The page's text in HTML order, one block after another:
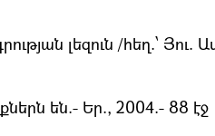
լեզուն /հեղ.՝
են.- Եր., 2004.- 88 էջ